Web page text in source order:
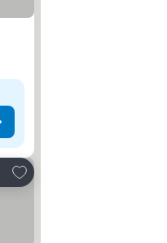
Lägg till i Mina Favoriter